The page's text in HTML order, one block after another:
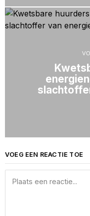
VOEG EEN REACTIE TOE